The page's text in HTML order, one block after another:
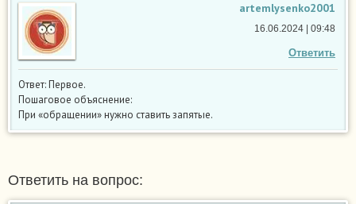
artemlysenko2001
Ответить
16.06.2024 | 09:48
Ответ: Первое.
Пошаговое объяснение:
При «обращении» нужно ставить запятые.
Ответить на вопрос: